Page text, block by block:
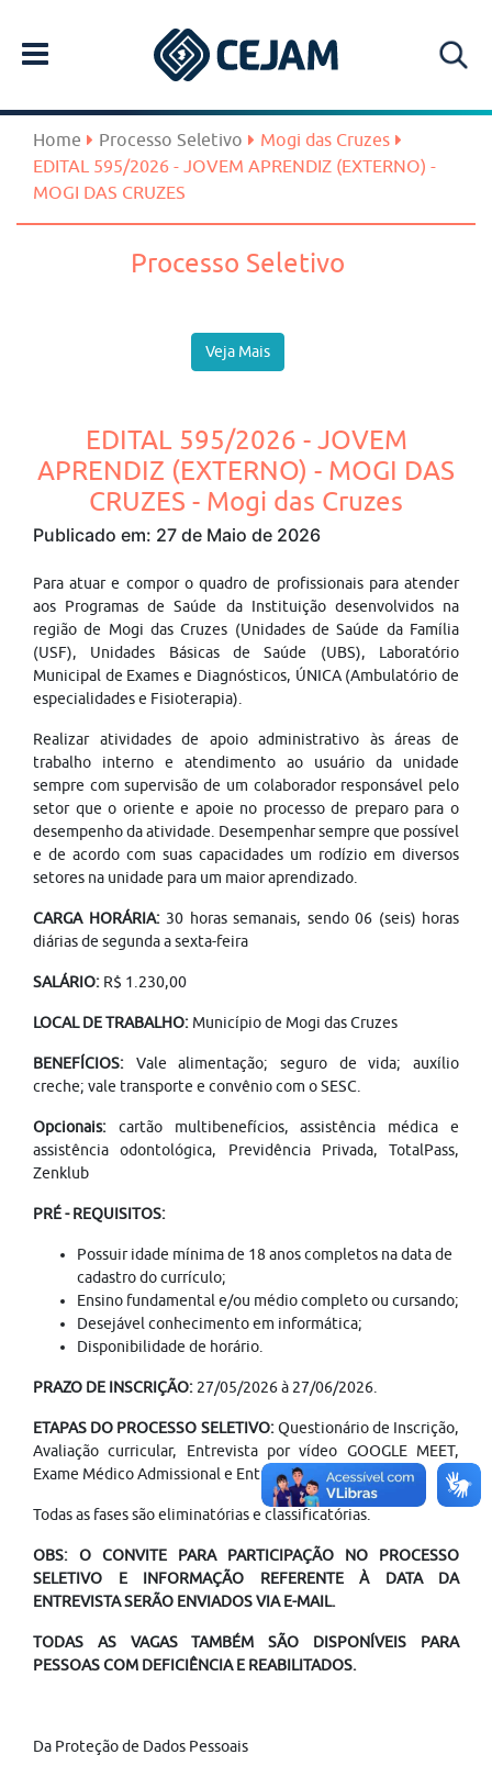
Home Processo Seletivo
Mogi das Cruzes
EDITAL 595/2026 - JOVEM APRENDIZ (EXTERNO) -
MOGI DAS CRUZES
Processo Seletivo
Veja Mais
EDITAL 595/2026 - JOVEM
APRENDIZ (EXTERNO) - MOGI DAS
CRUZES - Mogi das Cruzes
Publicado em: 27 de Maio de 2026
Para atuar e compor o quadro de profissionais para atender
aos Programas de Saúde da Instituição desenvolvidos na
região de Mogi das Cruzes (Unidades de Saúde da Família
(USF), Unidades Básicas de Saúde (UBS), Laboratório
Municipal de Exames e Diagnósticos, ÚNICA (Ambulatório de
especialidades e Fisioterapia).
Realizar atividades de apoio administrativo às áreas de
trabalho interno e atendimento ao usuário da unidade
sempre com supervisão de um colaborador responsável pelo
setor que o oriente e apoie no processo de preparo para o
desempenho da atividade. Desempenhar sempre que possível
e de acordo com suas capacidades um rodízio em diversos
setores na unidade para um maior aprendizado.
CARGA HORÁRIA:30 horas semanais, sendo 06 (seis) horas
diárias de segunda a sexta-feira
SALÁRIO: R$ 1.230,00
LOCAL DE TRABALHO: Município de Mogi das Cruzes
BENEFÍCIOS: Vale alimentação; seguro de vida; auxílio
creche; vale transporte e convênio com o SESC.
Opcionais: cartão multibenefícios, assistência médica e
assistência odontológica, Previdência Privada, TotalPass,
Zenklub
PRÉ - REQUISITOS:
Possuir idade mínima de 18 anos completos na data de
cadastro do currículo;
Ensino fundamental e/ou médio completo ou cursando;
Desejável conhecimento em informática;
Disponibilidade de horário.
PRAZO DE INSCRIÇÃO: 27/05/2026 à 27/06/2026.
ETAPAS DO PROCESSO SELETIVO:Questionário de Inscrição,
Avaliação curricular, Entrevista por vídeo GOOGLE MEET,
Exame Médico Admissional e Entrega de documentos.
Todas as fases são eliminatórias e classificatórias.
OBS: O CONVITE PARA PARTICIPAÇÃO NO PROCESSO
SELETIVO E INFORMAÇÃO REFERENTE À DATA DA
ENTREVISTA SERÃO ENVIADOS VIA E-MAIL.
TODAS AS VAGAS TAMBÉM SÃO DISPONÍVEIS PARA
PESSOAS COM DEFICIÊNCIA E REABILITADOS.
Da Proteção de Dados Pessoais